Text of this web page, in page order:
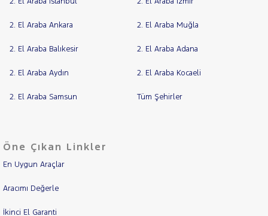
2. El Araba Ankara 2. El Araba Muğla
2. El Araba Balıkesir 2. El Araba Adana
2. El Araba Aydın 2. El Araba Kocaeli
2. El Araba Samsun Tüm Şehirler
Öne Çıkan Linkler
En Uygun Araçlar
Aracımı Değerle
İkinci El Garanti